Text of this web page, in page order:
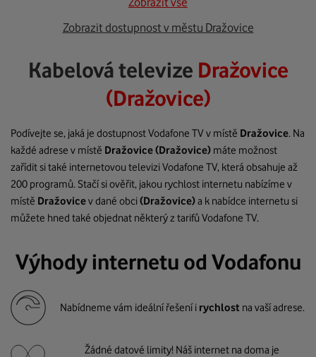
Zobrazit dostupnost v městu Dražovice
Kabelová televize Dražovice
(Dražovice)
Podívejte se, jaká je dostupnost Vodafone TV v místě Dražovice. Na
každé adrese v místě Dražovice(Dražovice) máte možnost
zařídit si také internetovou televizi Vodafone TV, která obsahuje až
200 programů. Stačí si ověřit, jakou rychlost internetu nabízíme v
místě Dražovicev dané obci(Dražovice)a k nabídce internetu si
můžete hned také objednat některý z tarifů Vodafone TV.
Výhody internetu od Vodafonu
Nabídneme vám ideální řešení i rychlost na vaší adrese.
Žádné datové limity! Náš internet na doma je